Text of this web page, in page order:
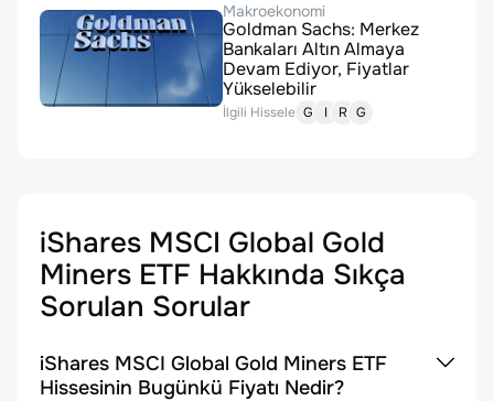
Makroekonomi
Goldman Sachs: Merkez
Bankaları Altın Almaya
Devam Ediyor, Fiyatlar
Yükselebilir
İlgili Hisseler:G I R G
iShares MSCI Global Gold
Miners ETF Hakkında Sıkça
Sorulan Sorular
iShares MSCI Global Gold Miners ETF
Hissesinin Bugünkü Fiyatı Nedir?